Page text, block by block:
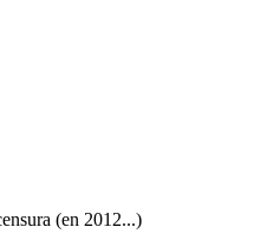
(en 2012...)